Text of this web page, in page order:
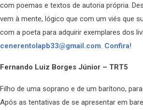
com poemas e textos de autoria própria.
vem à mente, lógico que com um viés que
com a poeta para adquirir exemplares dos
cenerentolapb33@gmail.com. Confira!
Fernando Luiz Borges Júnior – TRT5
Filho de uma soprano e de um barítono,
Após as tentativas de se apresentar em